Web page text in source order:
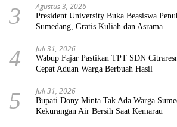
3 Agustus 3, 2026
President University Buka Beasiswa
Sumedang, Gratis Kuliah dan Asrama
4 Juli 31, 2026
Wabup Fajar Pastikan TPT SDN
Cepat Aduan Warga Berbuah Hasil
5 Juli 31, 2026
Bupati Dony Minta Tak Ada Warga
Kekurangan Air Bersih Saat Kemarau